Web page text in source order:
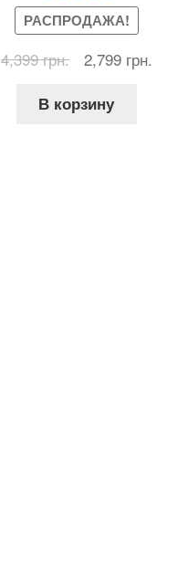
Оценка5.00
из 5
РАСПРОДАЖА!
4,399грн.
составляла
4,399 грн..
2,799 грн.
В корзину